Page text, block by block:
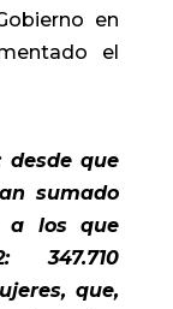
en
el
desde que
sumado
a los que
que,